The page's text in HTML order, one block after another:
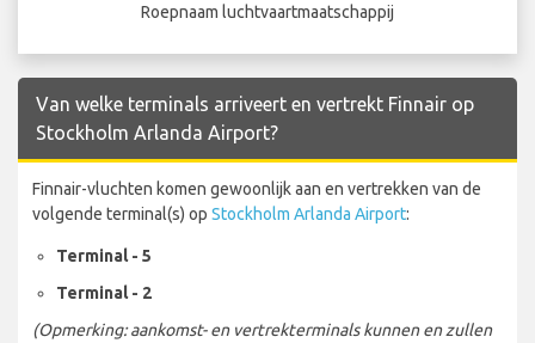
Roepnaam luchtvaartmaatschappij
Van welke terminals arriveert en vertrekt Finnair op
Stockholm Arlanda Airport?
Finnair-vluchten komen gewoonlijk aan en vertrekken van de
volgende terminal(s) op Stockholm Arlanda Airport:
Terminal - 5
Terminal - 2
(Opmerking: aankomst- en vertrekterminals kunnen en zullen